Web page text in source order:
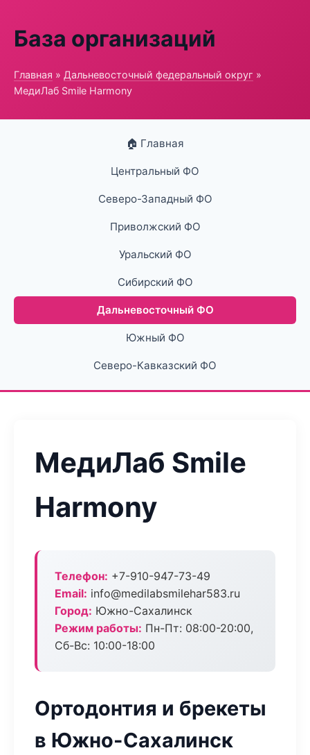
База организаций
Главная » Дальневосточный федеральный округ »
МедиЛаб Smile Harmony
🏠 Главная
Центральный ФО
Северо-Западный ФО
Приволжский ФО
Уральский ФО
Сибирский ФО
Дальневосточный ФО
Южный ФО
Северо-Кавказский ФО
МедиЛаб Smile
Harmony
Телефон: +7-910-947-73-49
Email: info@medilabsmilehar583.ru
Город: Южно-Сахалинск
Режим работы: Пн-Пт: 08:00-20:00,
Сб-Вс: 10:00-18:00
Ортодонтия и брекеты
в Южно-Сахалинск